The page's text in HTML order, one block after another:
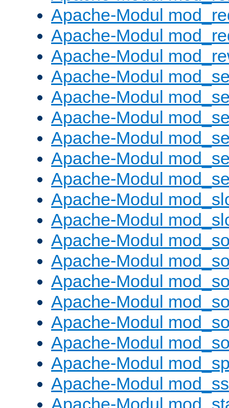
Apache-Modul
Apache-Modul
Apache-Modul
Apache-Modul
Apache-Modul
Apache-Modul
Apache-Modul
Apache-Modul
Apache-Modul
Apache-Modul
Apache-Modul
Apache-Modul
Apache-Modul
Apache-Modul
Apache-Modul
Apache-Modul
Apache-Modul
Apache-Modul
Apache-Modul
Apache-Modul